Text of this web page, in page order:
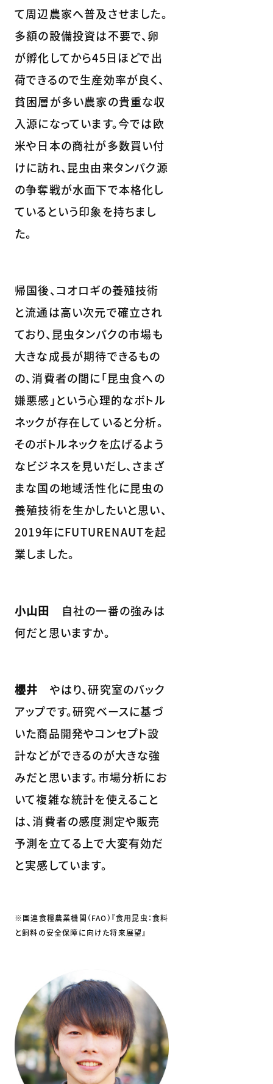
て周辺農家へ普及させました。
多額の設備投資は不要で、卵
が孵化してから45日ほどで出
荷できるので生産効率が良く、
貧困層が多い農家の貴重な収
入源になっています。今では欧
米や日本の商社が多数買い付
けに訪れ、昆虫由来タンパク源
の争奪戦が水面下で本格化し
ているという印象を持ちまし
た。
帰国後、コオロギの養殖技術
と流通は高い次元で確立され
ており、昆虫タンパクの市場も
大きな成長が期待できるもの
の、消費者の間に「昆虫食への
嫌悪感」という心理的なボトル
ネックが存在していると分析。
そのボトルネックを広げるよう
なビジネスを見いだし、さまざ
まな国の地域活性化に昆虫の
養殖技術を生かしたいと思い、
2019年にFUTURENAUTを起
業しました。
小山田
自社の一番の強みは
何だと思いますか。
櫻井 やはり、研究室のバック
アップです。研究ベースに基づ
いた商品開発やコンセプト設
計などができるのが大きな強
みだと思います。市場分析にお
いて複雑な統計を使えること
は、消費者の感度測定や販売
予測を立てる上で大変有効だ
と実感しています。
※国連食糧農業機関（FAO）『食用昆虫：食料
と飼料の安全保障に向けた将来展望』